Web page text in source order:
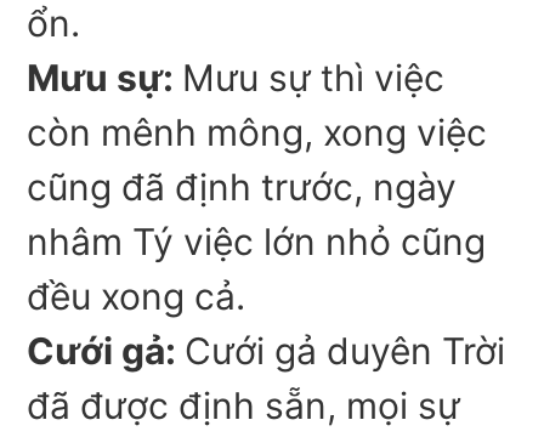
ổn.
Mưu sự: Mưu sự thì việc
còn mênh mông, xong việc
cũng đã định trước, ngày
nhâm Tý việc lớn nhỏ cũng
đều xong cả.
Cưới gả: Cưới gả duyên Trời
đã được định sẵn, mọi sự